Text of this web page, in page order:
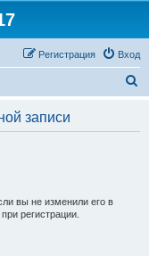
Вход
Регистрация
записи
вы не изменили его в
регистрации.